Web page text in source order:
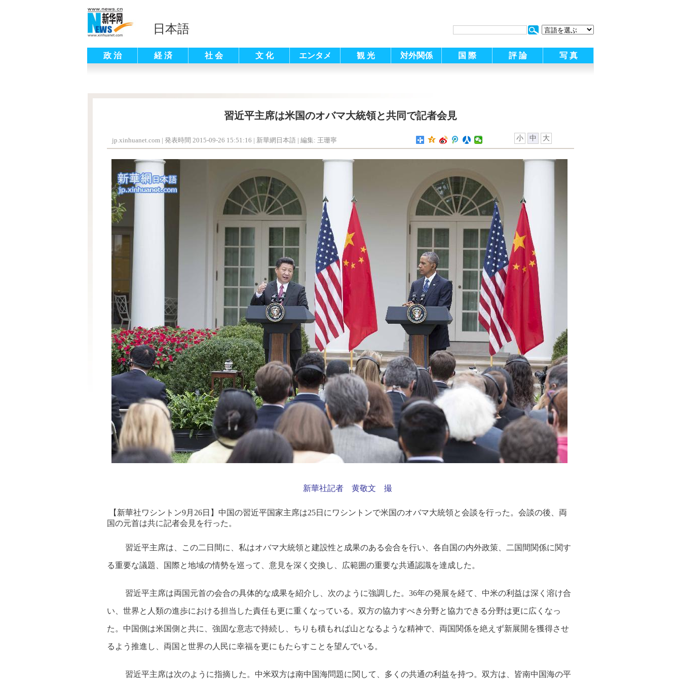
日本語
政 治 経 済 社 会 文 化 エンタメ 観 光 対外関係 国 際 評 論 写 真
習近平主席は米国のオバマ大統領と共同で記者会見
jp.xinhuanet.com | 発表時間 2015-09-26 15:51:16 | 新華網日本語 | 編集: 王珊寧 小 中 大
新華社記者 黄敬文 撮
【新華社ワシントン9月26日】中国の習近平国家主席は25日にワシントンで米国のオバマ大統領と会談を行った。会談の後、両
国の元首は共に記者会見を行った。
習近平主席は、この二日間に、私はオバマ大統領と建設性と成果のある会合を行い、各自国の内外政策、二国間関係に関す
る重要な議題、国際と地域の情勢を巡って、意見を深く交換し、広範囲の重要な共通認識を達成した。
習近平主席は両国元首の会合の具体的な成果を紹介し、次のように強調した。36年の発展を経て、中米の利益は深く溶け合
い、世界と人類の進歩における担当した責任も更に重くなっている。双方の協力すべき分野と協力できる分野は更に広くなっ
た。中国側は米国側と共に、強固な意志で持続し、ちりも積もれば山となるような精神で、両国関係を絶えず新展開を獲得させ
るよう推進し、両国と世界の人民に幸福を更にもたらすことを望んでいる。
習近平主席は次のように指摘した。中米双方は南中国海問題に関して、多くの共通の利益を持つ。双方は、皆南中国海の平